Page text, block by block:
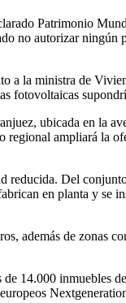
Patrimonio
no autorizar
la ministra de
fotovoltaicas
ubicada en la
ampliará la
reducida. Del
en planta y
además de zonas
14.000 inmuebles